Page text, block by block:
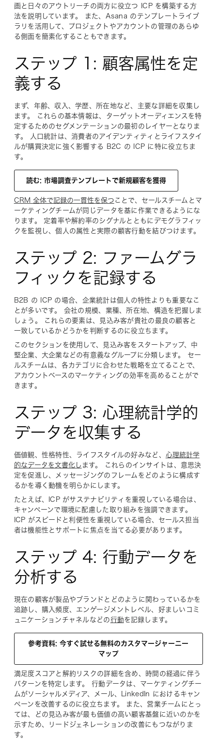
画と日々のアウトリーチの両方に役立つ ICP を構築する方
法を説明しています。 また、Asana のテンプレートライブ
ラリを活用して、プロジェクトやアカウントの管理のあらゆ
る側面を簡素化することもできます。
ステップ 1: 顧客属性を定
義する
まず、年齢、収入、学歴、所在地など、主要な詳細を収集し
ます。 これらの基本情報は、ターゲットオーディエンスを特
定するためのセグメンテーションの最初のレイヤーとなりま
す。 人口統計は、消費者のアイデンティティとライフスタイ
ルが購買決定に強く影響する B2C の ICP に特に役立ちま
す。
読む: 市場調査テンプレートで新規顧客を獲得
CRM 全体で記録の一貫性を保つ ことで、セールスチームとマ
ーケティングチームが同じデータを基に作業できるようにな
ります。 定着率や解約率のシグナルとともにデモグラフィッ
クを監視し、個人の属性と実際の顧客行動を結びつけます。
ステップ 2: ファームグラ
フィックを記録する
B2B の ICP の場合、企業統計は個人の特性よりも重要なこ
とが多いです。 会社の規模、業種、所在地、構造を把握しま
しょう。 これらの要素は、見込み客が貴社の最良の顧客と
一致しているかどうかを判断するのに役立ちます。
このセクションを使用して、見込み客をスタートアップ、中
堅企業、大企業などの有意義なグループに分類します。 セー
ルスチームは、各カテゴリに合わせた戦略を立てることで、
アカウントベースのマーケティングの効率を高めることがで
きます。
ステップ 3: 心理統計学的
データを収集する
価値観、性格特性、ライフスタイルの好みなど、 心理統計学
的なデータを文書化し ます。 これらのインサイトは、意思決
定を促進し、メッセージングのフレームをどのように構成す
るかを導く動機を明らかにします。
たとえば、ICP がサステナビリティを重視している場合は、
キャンペーンで環境に配慮した取り組みを強調できます。
ICP がスピードと利便性を重視している場合、セールス担当
者は機能性とサポートに焦点を当てる必要があります。
ステップ 4: 行動データを
分析する
現在の顧客が製品やブランドとどのように関わっているかを
追跡し、購入頻度、エンゲージメントレベル、好ましいコミ
ュニケーションチャネルなどの 行動を記録します。
参考資料: 今すぐ試せる無料のカスタマージャーニー
マップ
満足度スコアと解約リスクの詳細を含め、時間の経過に伴う
パターンを特定します。 行動データは、マーケティングチー
ムがソーシャルメディア、メール、LinkedIn におけるキャン
ペーンを改善するのに役立ちます。 また、営業チームにとっ
ては、どの見込み客が最も価値の高い顧客基盤に近いのかを
示すため、リードジェネレーションの改善にもつながりま
す。